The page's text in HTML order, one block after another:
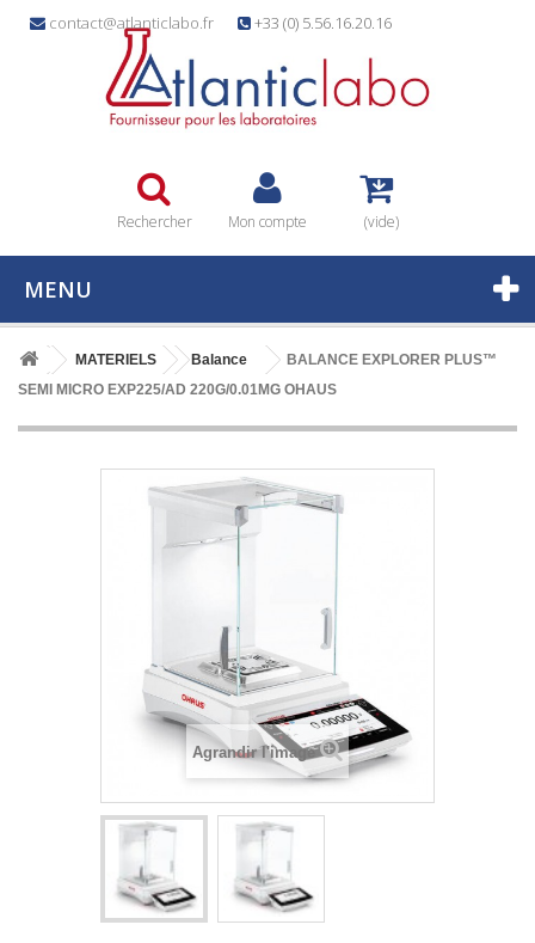
contact@atlanticlabo.fr +33 (0) 5.56.16.20.16
Rechercher Mon compte (vide)
MENU
MATERIELS Balance
BALANCE EXPLORER PLUS™
SEMI MICRO EXP225/AD 220G/0.01MG OHAUS
Agrandir l'image